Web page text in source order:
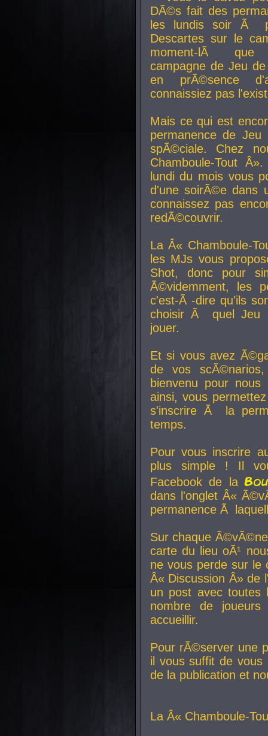
DÃ©s fait des
les lundis soir Ã
Descartes sur le
moment-lÃ que
campagne de Jeu
en prÃ©sence
connaissiez pas
Mais ce qui est
permanence de
spÃ©ciale. Chez
Chamboule-Tout
lundi du mois vous
d'une soirÃ©e dans
connaissez pas
redÃ©couvrir.
La Â« Chamboule-
les MJs vous
Shot, donc pour
Ã©videmment, les
c'est-Ã -dire qu'ils
choisir Ã quel Jeu
jouer.
Et si vous avez
de vos
bienvenu pour
ainsi, vous
s'inscrire Ã la
temps.
Pour vous inscrire
plus simple ! Il
Facebook de la
dans l'onglet Â«
permanence Ã
Sur chaque
carte du lieu oÃ¹
ne vous perde sur le
Â« Discussion Â» de
un post avec toutes
nombre de
accueillir.
Pour rÃ©server une
il vous suffit de vous
de la publication et
La Â« Chamboule-